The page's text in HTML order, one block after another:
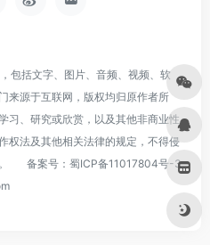
包括文字、图片、音频、视频、软
来源于互联网，版权均归原作者所
习、研究或欣赏，以及其他非商业性
权法及其他相关法律的规定，不得侵
备案号： 蜀ICP备11017804号-3